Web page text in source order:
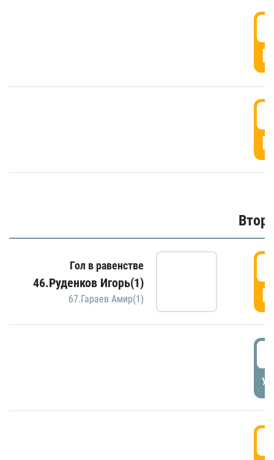
Гол в равенстве
46.Руденков Игорь(1)
67.Гараев Амир(1)